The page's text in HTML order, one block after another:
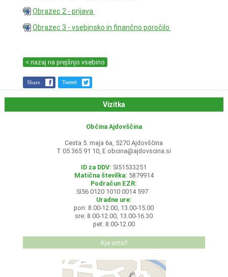
Obrazec 2 - prijava
Obrazec 3 - vsebinsko in finančno poročilo
< nazaj na prejšnjo vsebino
Share Tweet
Vizitka
Občina Ajdovščina
Cesta 5. maja 6a, 5270 Ajdovščina
T 05 365 91 10, E obcina@ajdovscina.si
ID za DDV: SI51533251
Matična številka: 5879914
Podračun EZR:
SI56 0120 1010 0014 597
Uradne ure:
pon: 8.00-12.00, 13.00-15.00
sre: 8.00-12.00, 13.00-16.30
pet: 8.00-12.00
Kje smo?